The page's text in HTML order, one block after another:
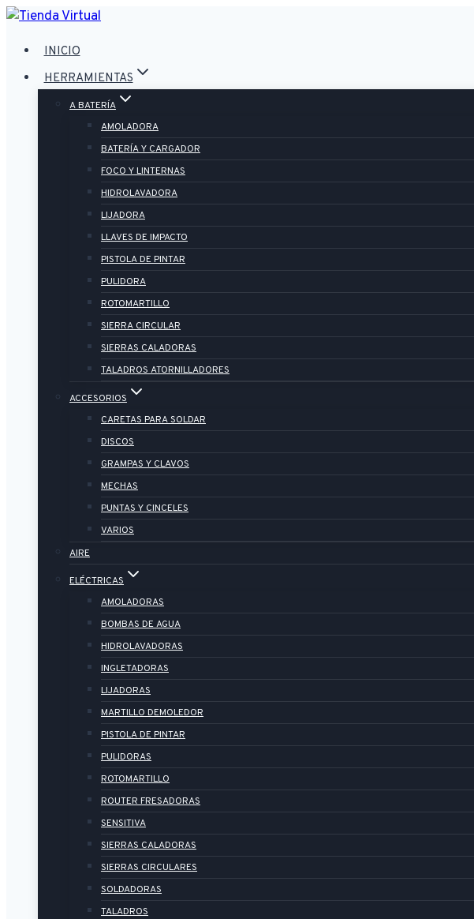
Saltar
contenido
INICIO
HERRAMIENTAS
A BATERÍA
AMOLADORA
BATERÍA Y CARGADOR
FOCO Y LINTERNAS
HIDROLAVADORA
LIJADORA
LLAVES DE IMPACTO
PISTOLA DE PINTAR
PULIDORA
ROTOMARTILLO
SIERRA CIRCULAR
SIERRAS CALADORAS
TALADROS ATORNILLADORES
ACCESORIOS
CARETAS PARA SOLDAR
DISCOS
GRAMPAS Y CLAVOS
MECHAS
PUNTAS Y CINCELES
VARIOS
AIRE
ELÉCTRICAS
AMOLADORAS
BOMBAS DE AGUA
HIDROLAVADORAS
INGLETADORAS
LIJADORAS
MARTILLO DEMOLEDOR
PISTOLA DE PINTAR
PULIDORAS
ROTOMARTILLO
ROUTER FRESADORAS
SENSITIVA
SIERRAS CALADORAS
SIERRAS CIRCULARES
SOLDADORAS
TALADROS